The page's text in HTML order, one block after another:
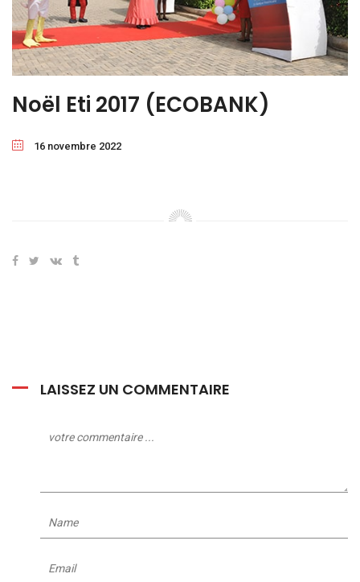
Noël Eti 2017 (ECOBANK)
16 novembre 2022
LAISSEZ UN COMMENTAIRE